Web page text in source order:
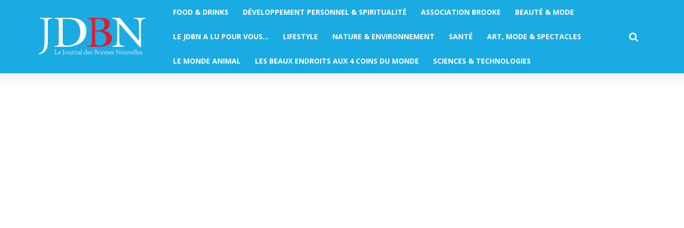
FOOD & DRINKS DÉVELOPPEMENT PERSONNEL & SPIRITUALITÉ ASSOCIATION BROOKE BEAUTÉ & MODE
LE JDBN A LU POUR VOUS… LIFESTYLE NATURE & ENVIRONNEMENT SANTÉ ART, MODE & SPECTACLES
LE MONDE ANIMAL LES BEAUX ENDROITS AUX 4 COINS DU MONDE SCIENCES & TECHNOLOGIES